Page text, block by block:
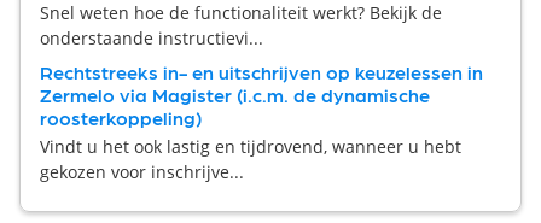
Snel weten hoe de functionaliteit werkt? Bekijk de
onderstaande instructievi...
Rechtstreeks in- en uitschrijven op keuzelessen in
Zermelo via Magister (i.c.m. de dynamische
roosterkoppeling)
Vindt u het ook lastig en tijdrovend, wanneer u hebt
gekozen voor inschrijve...